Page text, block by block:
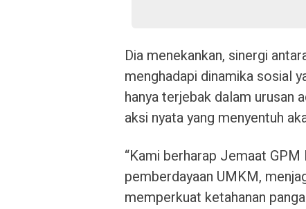
Dia menekankan, sinergi
menghadapi dinamika sosial
hanya terjebak dalam urusan
aksi nyata yang menyentuh
“Kami berharap Jemaat
pemberdayaan UMKM,
memperkuat ketahanan